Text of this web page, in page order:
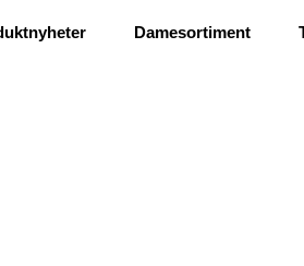
Ris og ros Damesortiment